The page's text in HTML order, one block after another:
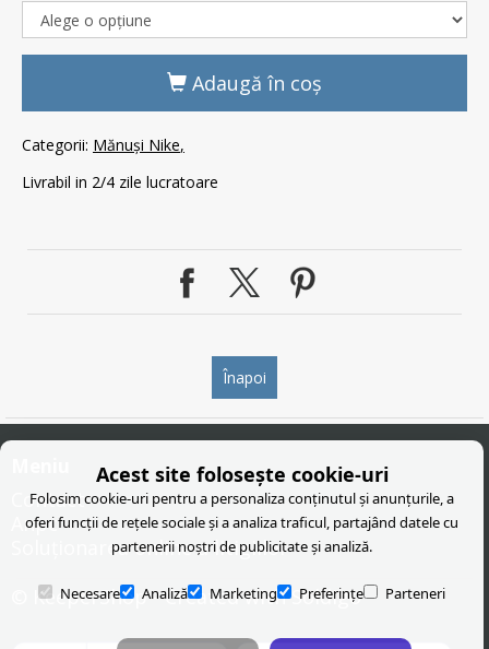
Adaugă în coş
Categorii: Mănuși Nike
Livrabil in 2/4 zile lucratoare
Înapoi
Contact
Anpc
Soluționarea online a litigiilor
© KeeperShop- Created with Soldigo
Acest site folosește cookie-uri
Folosim cookie-uri pentru a personaliza conținutul și anunțurile, a
oferi funcții de rețele sociale și a analiza traficul, partajând datele cu
partenerii noștri de publicitate și analiză.
Necesare Analiză Marketing Preferințe Parteneri